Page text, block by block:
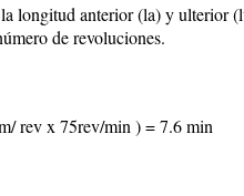
longitud anterior (la) y ulterior
de revoluciones.
rev x 75rev/min ) = 7.6 min